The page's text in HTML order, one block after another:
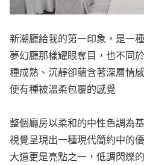
新潮廳給我的第一印象，是一
夢幻廳那樣耀眼奪目，也不同
種成熟、沉靜卻蘊含著深層情
便有種被溫柔包覆的感覺
整個廳房以柔和的中性色調為
視覺呈現出一種現代簡約中的
大道更是亮點之一，低調閃爍